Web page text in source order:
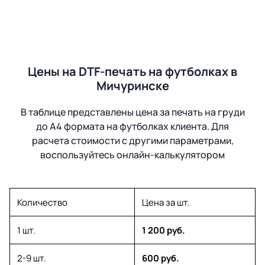
Цены на DTF-печать на футболках в
Мичуринске
В таблице представлены цена за печать на груди
до А4 формата на футболках клиента. Для
расчета стоимости с другими параметрами,
воспользуйтесь онлайн-калькулятором
Количество Цена за шт.
1 шт. 1 200 руб.
2-9 шт. 600 руб.